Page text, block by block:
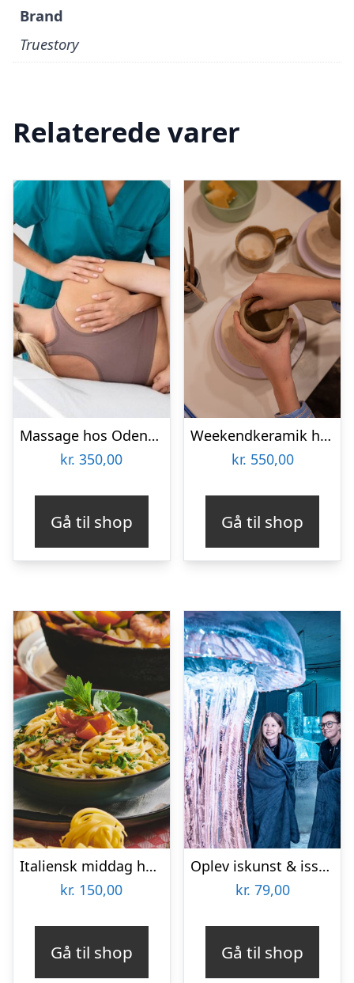
Brand
Truestory
Relaterede varer
Massage hos Odense Skønhedsklinik
kr. 350,00
Gå til shop
Weekendkeramik hos Lodewa Studio & Boutique
kr. 550,00
Gå til shop
Italiensk middag hos Restaurant Pulcinella
kr. 150,00
Gå til shop
Oplev iskunst & isskulpturer
kr. 79,00
Gå til shop